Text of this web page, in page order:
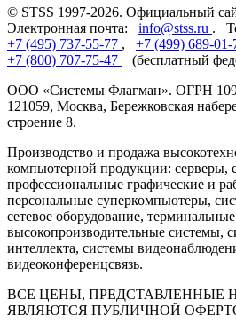
© STSS 1997-2026. Официальный
Электронная почта: info@stss.ru .
+7 (495) 737-55-77 , +7 (499) 689-01-
+7 (800) 707-75-47
(бесплатный
ООО «Системы Флагман». ОГРН
121059, Москва, Бережковская
строение 8.
Производство и продажа
компьютерной продукции: серверы,
профессиональные графические и
персональные суперкомпьютеры,
сетевое оборудование,
высокопроизводительные системы,
интеллекта, системы
видеоконференцсвязь.
ВСЕ ЦЕНЫ, ПРЕДСТАВЛЕННЫЕ
ЯВЛЯЮТСЯ ПУБЛИЧНОЙ